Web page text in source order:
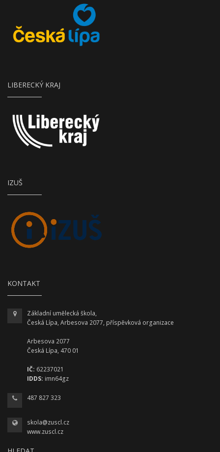
LIBERECKÝ KRAJ
IZUŠ
KONTAKT
Základní umělecká škola,
Česká Lípa, Arbesova 2077, příspěvková organizace
Arbesova 2077
Česká Lípa, 470 01
IČ: 62237021
IDDS: imn64gz
487 827 323
skola@zuscl.cz
www.zuscl.cz